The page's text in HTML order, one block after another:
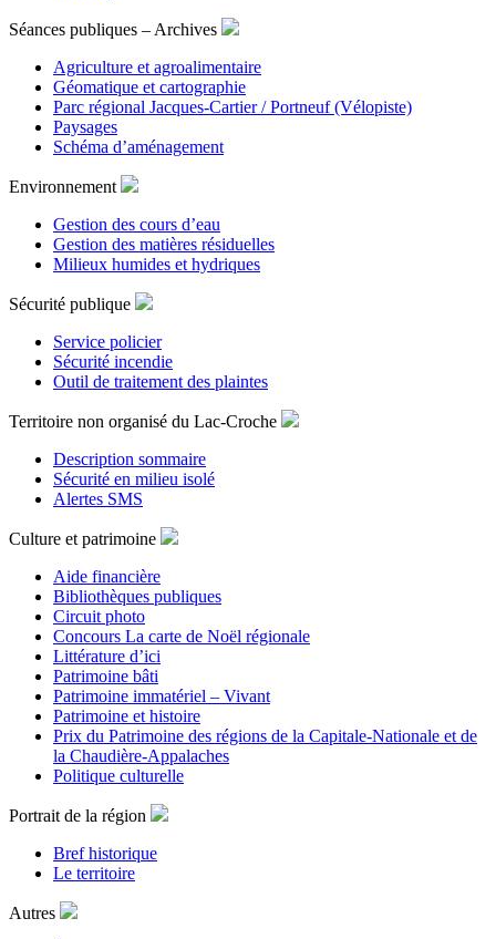
Séances publiques – Archives
Agriculture et agroalimentaire
Géomatique et cartographie
Parc régional Jacques-Cartier / Portneuf (Vélopiste)
Paysages
Schéma d’aménagement
Environnement
Gestion des cours d’eau
Gestion des matières résiduelles
Milieux humides et hydriques
Sécurité publique
Service policier
Sécurité incendie
Outil de traitement des plaintes
Territoire non organisé du Lac-Croche
Description sommaire
Sécurité en milieu isolé
Alertes SMS
Culture et patrimoine
Aide financière
Bibliothèques publiques
Circuit photo
Concours La carte de Noël régionale
Littérature d’ici
Patrimoine bâti
Patrimoine immatériel – Vivant
Patrimoine et histoire
Prix du Patrimoine des régions de la Capitale-Nationale et de
la Chaudière-Appalaches
Politique culturelle
Portrait de la région
Bref historique
Le territoire
Autres